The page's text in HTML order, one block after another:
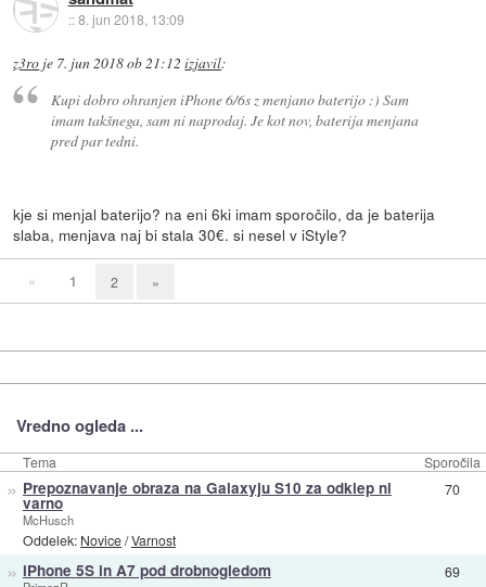
::8. jun 2018, 13:09
z3ro je 7. jun 2018 ob 21:12 izjavil:
Kupi dobro ohranjen iPhone 6/6s z menjano baterijo :) Sam
imam takšnega, sam ni naprodaj. Je kot nov, baterija menjana
pred par tedni.
kje si menjal baterijo? na eni 6ki imam sporočilo, da je baterija
slaba, menjava naj bi stala 30€. si nesel v iStyle?
« 1 2 »
Vredno ogleda ...
Tema Sporočila
» Prepoznavanje obraza na Galaxyju S10 za odklep ni
varno
McHusch
Oddelek: Novice/Varnost
70
» iPhone 5S in A7 pod drobnogledom 69